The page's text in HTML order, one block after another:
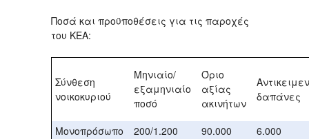
Ποσά και προϋποθέσεις για τις παροχές
του ΚΕΑ:
Σύνθεση
νοικοκυριού
Μηνιαίο/
εξαμηνιαίο
ποσό
Όριο
αξίας
ακινήτων
δαπάνες
Μονοπρόσωπο 200/1.200 90.000
6.000